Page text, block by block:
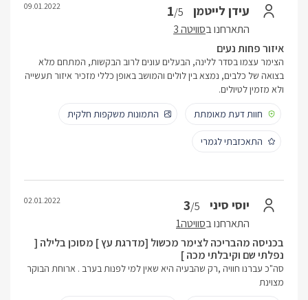
עידן לייטמן 1/5
התארחנו בסוויטה 3
09.01.2022
איזור פחות נעים
הצימר עצמו בסדר ללינה, הבעלים עונים לרוב הבקשות, המתחם מלא
בצואה של כלבים, נמצא בין לולים והמושב באופן כללי מזכיר איזור תעשייה
ולא מזמין לטיולים.
חוות דעת מאומתת
התמונות משקפות חלקית
התאכזבתי לגמרי
יוסי סיני 3/5
התארחנו בסוויטה1
02.01.2022
בכניסה מהבריכה לצימר מכשול [מדרגת עץ ] מסוכן בלילה [
נפלתי שם וקיבלתי מכה ]
סה"כ עברנו חוויה ,רק שהבעיה היא שאין למי לפנות בערב . ארוחת הבוקר
מצוינת